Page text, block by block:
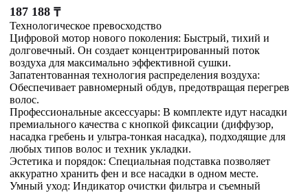
187 188 ₸
Технологическое превосходство
Цифровой мотор нового поколения: Быстрый, тихий и
долговечный. Он создает концентрированный поток
воздуха для максимально эффективной сушки.
Запатентованная технология распределения воздуха:
Обеспечивает равномерный обдув, предотвращая перегрев
волос.
Профессиональные аксессуары: В комплекте идут насадки
премиального качества с кнопкой фиксации (диффузор,
насадка гребень и ультра-тонкая насадка), подходящие для
любых типов волос и техник укладки.
Эстетика и порядок: Специальная подставка позволяет
аккуратно хранить фен и все насадки в одном месте.
Умный уход: Индикатор очистки фильтра и съемный